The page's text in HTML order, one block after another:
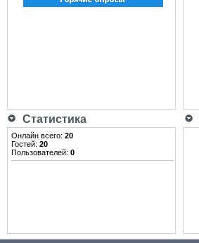
Статистика
Онлайн всего: 20
Гостей: 20
Пользователей: 0